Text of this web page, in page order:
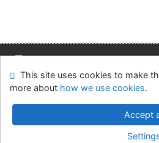
Site map Accessibility Privacy
Feedback form
Cookie settings
Slovak Economic Library of the
v.4.8.63a-
This site uses cookies to make
more about how we use cookies.
Accept